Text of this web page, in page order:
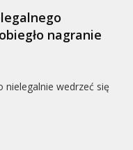
nagranie
nielegalnie wedrzeć się